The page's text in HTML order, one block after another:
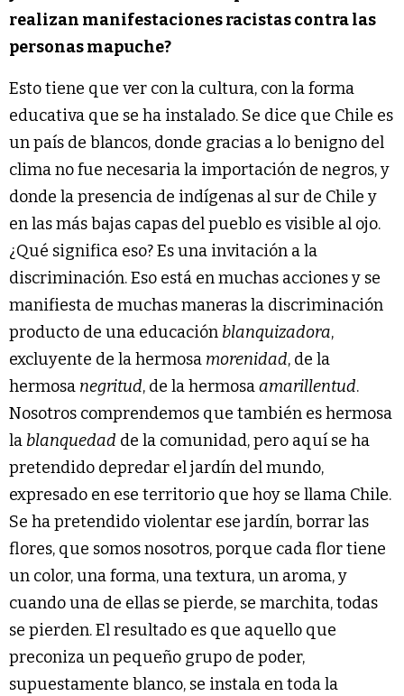
realizan manifestaciones racistas contra las
personas mapuche?
Esto tiene que ver con la cultura, con la forma
educativa que se ha instalado. Se dice que Chile es
un país de blancos, donde gracias a lo benigno del
clima no fue necesaria la importación de negros, y
donde la presencia de indígenas al sur de Chile y
en las más bajas capas del pueblo es visible al ojo.
¿Qué significa eso? Es una invitación a la
discriminación. Eso está en muchas acciones y se
manifiesta de muchas maneras la discriminación
producto de una educación blanquizadora,
excluyente de la hermosa morenidad, de la
hermosa negritud, de la hermosaamarillentud.
Nosotros comprendemos que también es hermosa
la blanquedad de la comunidad, pero aquí se ha
pretendido depredar el jardín del mundo,
expresado en ese territorio que hoy se llama Chile.
Se ha pretendido violentar ese jardín, borrar las
flores, que somos nosotros, porque cada flor tiene
un color, una forma, una textura, un aroma, y
cuando una de ellas se pierde, se marchita, todas
se pierden. El resultado es que aquello que
preconiza un pequeño grupo de poder,
supuestamente blanco, se instala en toda la